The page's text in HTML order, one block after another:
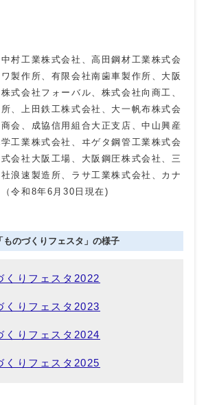
村工業株式会社、高田鋼材工業株式会
製作所、有限会社南歯車製作所、大阪
式会社フォーバル、株式会社向商工、
、上田鉄工株式会社、大一帆布株式会
会、成協信用組合大正支店、中山興産
工業株式会社、ヰゲタ鋼管工業株式会
会社大阪工場、大阪鋼圧株式会社、三
浪速製造所、ラサ工業株式会社、カナ
令和8年6月30日現在)
ものづくりフェスタ」の様子
くりフェスタ2022
くりフェスタ2023
くりフェスタ2024
くりフェスタ2025